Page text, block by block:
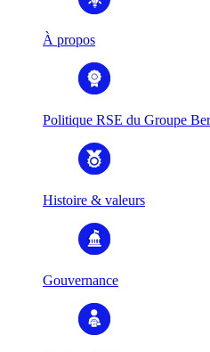
À propos
Politique RSE du Groupe
Histoire & valeurs
Gouvernance